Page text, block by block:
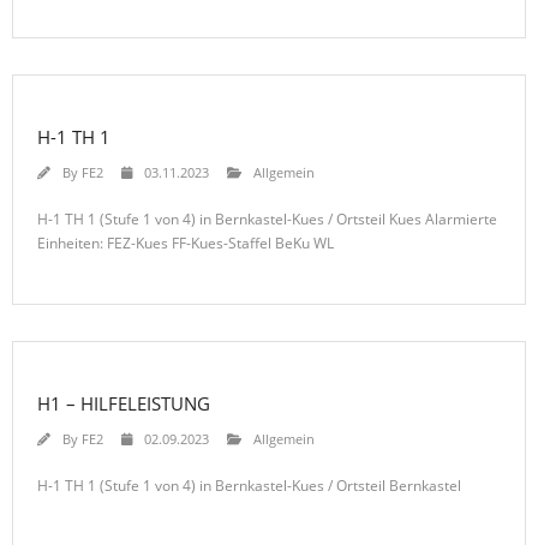
H-1 TH 1
By FE2 03.11.2023 Allgemein
H-1 TH 1 (Stufe 1 von 4) in Bernkastel-Kues / Ortsteil Kues Alarmierte
Einheiten: FEZ-Kues FF-Kues-Staffel BeKu WL
H1 – HILFELEISTUNG
By FE2 02.09.2023 Allgemein
H-1 TH 1 (Stufe 1 von 4) in Bernkastel-Kues / Ortsteil Bernkastel